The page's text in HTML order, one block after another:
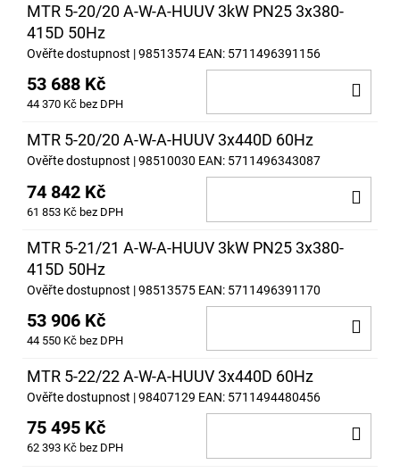
MTR 5-20/20 A-W-A-HUUV 3kW PN25 3x380-
415D 50Hz
Ověřte dostupnost | 98513574 EAN: 5711496391156
53 688 Kč
44 370 Kč bez DPH
MTR 5-20/20 A-W-A-HUUV 3x440D 60Hz
Ověřte dostupnost | 98510030 EAN: 5711496343087
74 842 Kč
61 853 Kč bez DPH
MTR 5-21/21 A-W-A-HUUV 3kW PN25 3x380-
415D 50Hz
Ověřte dostupnost | 98513575 EAN: 5711496391170
53 906 Kč
44 550 Kč bez DPH
MTR 5-22/22 A-W-A-HUUV 3x440D 60Hz
Ověřte dostupnost | 98407129 EAN: 5711494480456
75 495 Kč
62 393 Kč bez DPH